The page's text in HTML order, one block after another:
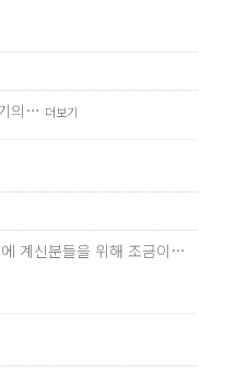
의… 더보기
계신분들을 위해 조금이…